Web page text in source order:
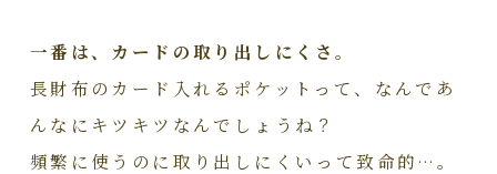
一番は、カードの取り出しにくさ。
長財布のカード入れるポケットって、なんであ
んなにキツキツなんでしょうね？
頻繁に使うのに取り出しにくいって致命的…。